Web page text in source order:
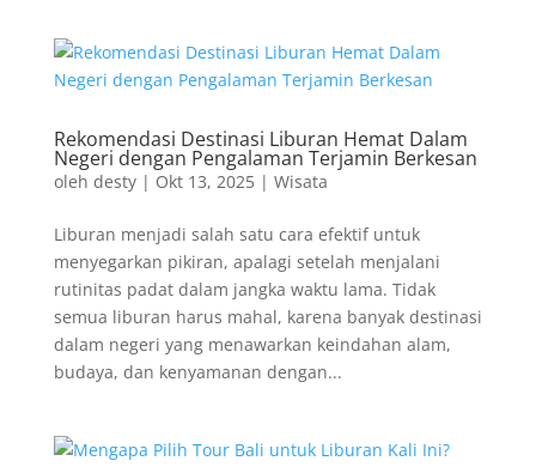
Rekomendasi Destinasi Liburan Hemat Dalam
Negeri dengan Pengalaman Terjamin Berkesan
oleh desty| Okt 13, 2025| Wisata
Liburan menjadi salah satu cara efektif untuk
menyegarkan pikiran, apalagi setelah menjalani
rutinitas padat dalam jangka waktu lama. Tidak
semua liburan harus mahal, karena banyak destinasi
dalam negeri yang menawarkan keindahan alam,
budaya, dan kenyamanan dengan...